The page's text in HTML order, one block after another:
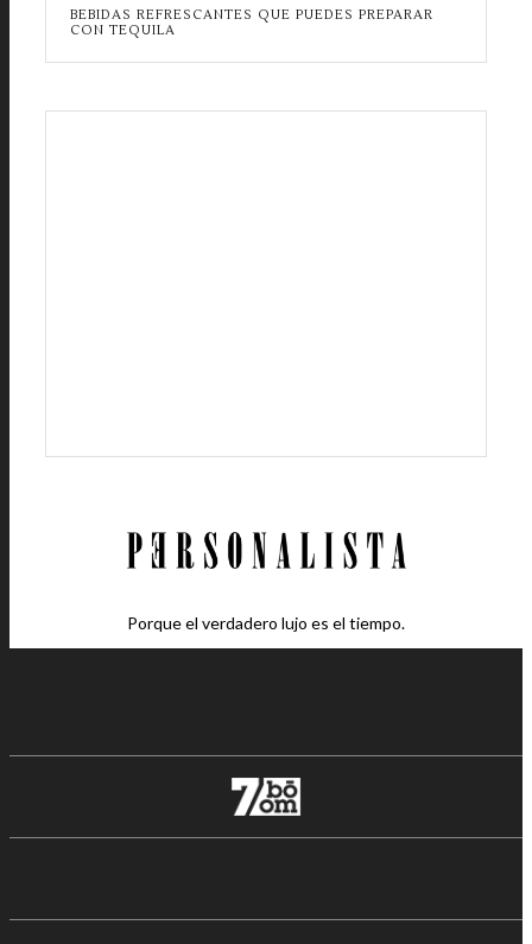
BEBIDAS REFRESCANTES QUE PUEDES PREPARAR
CON TEQUILA
Porque el verdadero lujo es el tiempo.